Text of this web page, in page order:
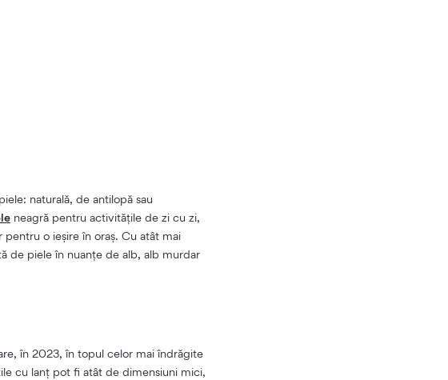
naturală, de antilopă sau
neagră pentru activitățile de zi cu zi,
o ieșire în oraș. Cu atât mai
de piele în nuanțe de alb, alb murdar
în 2023, în topul celor mai îndrăgite
cu lanț pot fi atât de dimensiuni mici,